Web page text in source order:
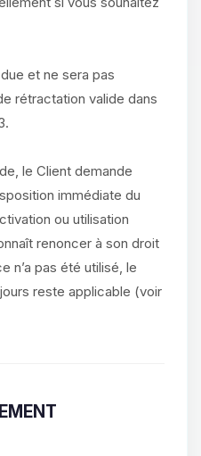
et ne sera pas
rétractation valide dans
le Client demande
immédiate du
ou utilisation
renoncer à son droit
n’a pas été utilisé, le
reste applicable (voir